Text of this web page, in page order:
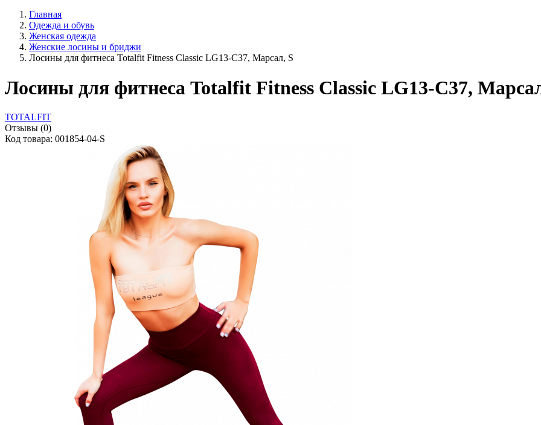
Главная
Одежда и обувь
Женская одежда
Женские лосины и бриджи
Лосины для фитнеса Totalfit Fitness Classic LG13-C37, Марсал, S
Лосины для фитнеса Totalfit Fitness Classic LG13-C37,
TOTALFIT
Отзывы (0)
Код товара: 001854-04-S